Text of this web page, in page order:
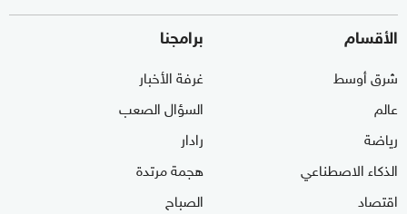
الأقسام
شرق أوسط
عالم
رياضة
الذكاء الاصطناعي
اقتصاد
برامجنا
غرفة الأخبار
السؤال الصعب
رادار
هجمة مرتدة
الصباح